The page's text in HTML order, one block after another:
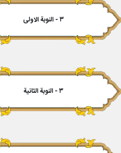
۳ - النوبة الاولی‏
۳ - النوبة الثانیة